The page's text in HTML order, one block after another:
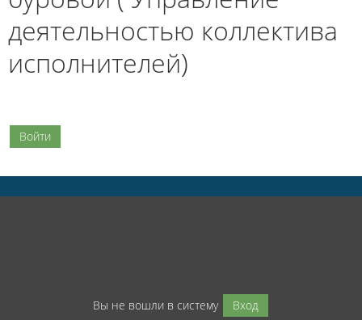
деятельностью коллектива
исполнителей)
Войти
Вы не вошли в систему Вход